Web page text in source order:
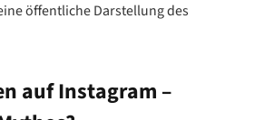
öffentliche Darstellung des
auf Instagram –